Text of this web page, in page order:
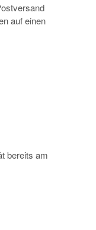
auf einen
bereits am